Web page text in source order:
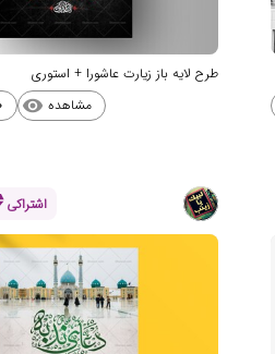
طرح لایه باز زیارت عاشورا + استوری
مشاهده visibility
اشتراکی